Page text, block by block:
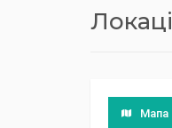
Мапа